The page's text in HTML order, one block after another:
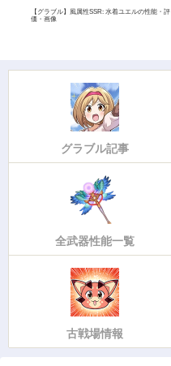
【グラブル】風属性SSR: 水着ユエルの性能・評
価・画像
グラブル記事
全武器性能一覧
古戦場情報